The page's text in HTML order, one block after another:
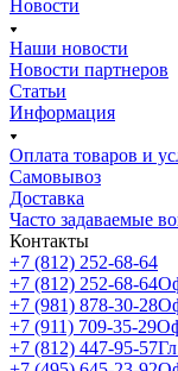
Новости
Наши новости
Новости партнеров
Статьи
Информация
Оплата товаров и
Самовывоз
Доставка
Часто задаваемые
Контакты
+7 (812) 252-68-64
+7 (812) 252-68-64
+7 (981) 878-30-28
+7 (911) 709-35-29
+7 (812) 447-95-57